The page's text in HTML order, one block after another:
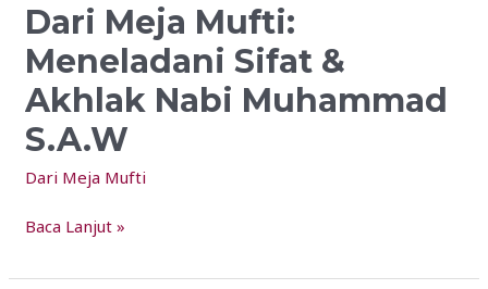
Dari Meja Mufti:
Meneladani Sifat &
Akhlak Nabi Muhammad
S.A.W
Dari Meja Mufti
Dari
Mufti:
Meneladani
Sifat
&
Akhlak
Muhammad
Baca Lanjut »